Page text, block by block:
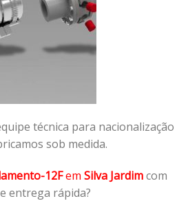
técnica para nacionalização
sob medida.
12Fem Silva Jardimcom
entrega rápida?